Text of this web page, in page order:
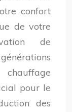
confort
de votre
de
pour le
des